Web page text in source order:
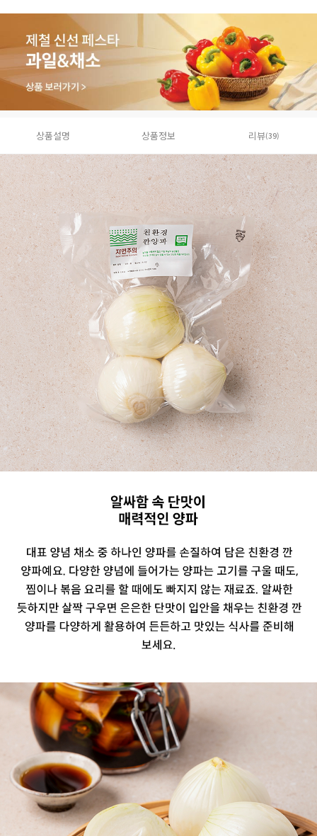
상품설명 상품정보 리뷰(39)